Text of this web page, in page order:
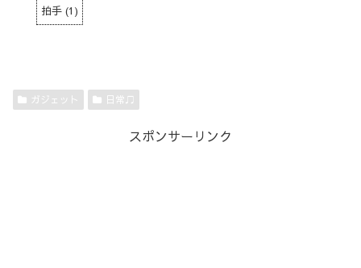
拍手 (1 )
ガジェット 日常♫
スポンサーリンク